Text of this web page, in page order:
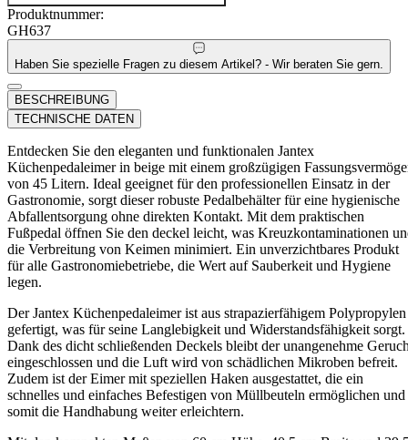
Produktnummer:
GH637
Haben Sie spezielle Fragen zu diesem Artikel? - Wir beraten Sie gern.
BESCHREIBUNG
TECHNISCHE DATEN
Entdecken Sie den eleganten und funktionalen Jantex
Küchenpedaleimer in beige mit einem großzügigen
von 45 Litern. Ideal geeignet für den professionellen Einsatz in der
Gastronomie, sorgt dieser robuste Pedalbehälter für eine hygienische
Abfallentsorgung ohne direkten Kontakt. Mit dem praktischen
Fußpedal öffnen Sie den deckel leicht, was Kreuzkontaminationen
die Verbreitung von Keimen minimiert. Ein unverzichtbares Produkt
für alle Gastronomiebetriebe, die Wert auf Sauberkeit und Hygiene
legen.
Der Jantex Küchenpedaleimer ist aus strapazierfähigem Polypropylen
gefertigt, was für seine Langlebigkeit und Widerstandsfähigkeit sorgt.
Dank des dicht schließenden Deckels bleibt der unangenehme
eingeschlossen und die Luft wird von schädlichen Mikroben befreit.
Zudem ist der Eimer mit speziellen Haken ausgestattet, die ein
schnelles und einfaches Befestigen von Müllbeuteln ermöglichen und
somit die Handhabung weiter erleichtern.